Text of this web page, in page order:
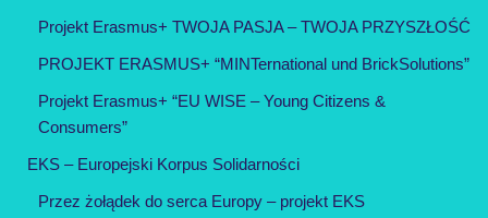
Projekt Erasmus+ TWOJA PASJA – TWOJA PRZYSZŁOŚĆ
PROJEKT ERASMUS+ “MINTernational und BrickSolutions”
Projekt Erasmus+ “EU WISE – Young Citizens &
Consumers”
EKS – Europejski Korpus Solidarności
Przez żołądek do serca Europy – projekt EKS